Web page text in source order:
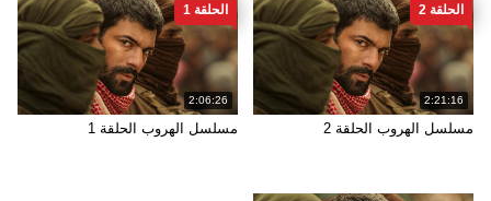
2:21:16
الحلقة 2
مسلسل الهروب الحلقة 2
2:06:26
الحلقة 1
مسلسل الهروب الحلقة 1